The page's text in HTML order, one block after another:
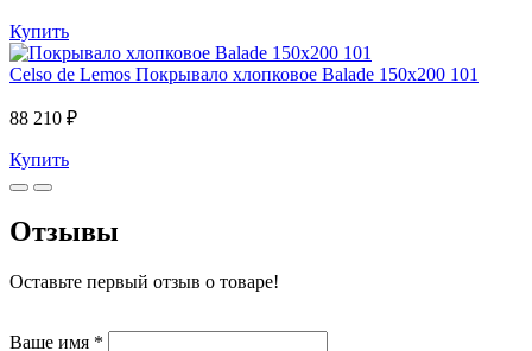
Купить
Celso de Lemos Покрывало хлопковое Balade 150x200 101
88 210 ₽
Купить
Отзывы
Оставьте первый отзыв о товаре!
Ваше имя *